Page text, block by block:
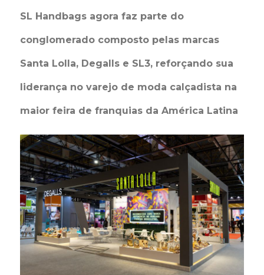
SL Handbags agora faz parte do
conglomerado composto pelas marcas
Santa Lolla, Degalls e SL3, reforçando sua
liderança no varejo de moda calçadista na
maior feira de franquias da América Latina